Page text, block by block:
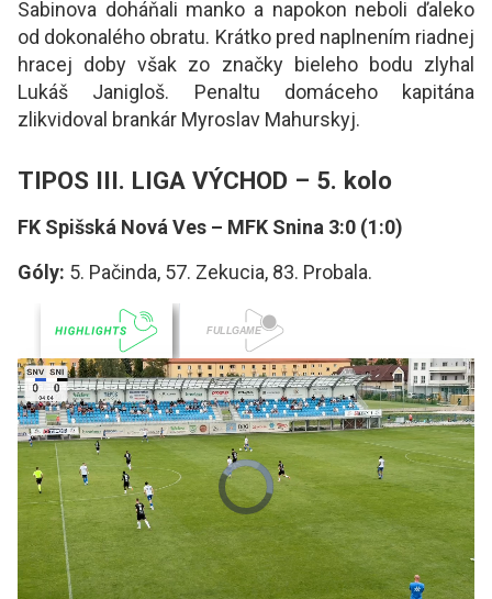
Sabinova doháňali manko a napokon neboli ďaleko
od dokonalého obratu. Krátko pred naplnením riadnej
hracej doby však zo značky bieleho bodu zlyhal
Lukáš Janigloš. Penaltu domáceho kapitána
zlikvidoval brankár Myroslav Mahurskyj.
TIPOS III. LIGA VÝCHOD – 5. kolo
FK Spišská Nová Ves – MFK Snina 3:0 (1:0)
Góly: 5. Pačinda, 57. Zekucia, 83. Probala.